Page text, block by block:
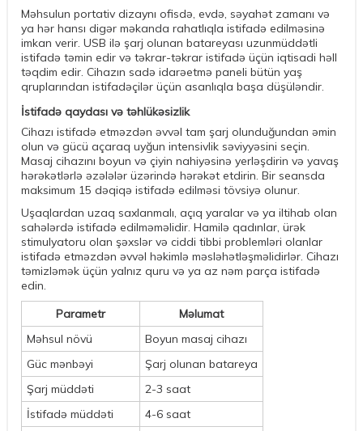
Məhsulun portativ dizaynı ofisdə, evdə, səyahət zamanı və
ya hər hansı digər məkanda rahatlıqla istifadə edilməsinə
imkan verir. USB ilə şarj olunan batareyası uzunmüddətli
istifadə təmin edir və təkrar-təkrar istifadə üçün iqtisadi həll
təqdim edir. Cihazın sadə idarəetmə paneli bütün yaş
qruplarından istifadəçilər üçün asanlıqla başa düşüləndir.
İstifadə qaydası və təhlükəsizlik
Cihazı istifadə etməzdən əvvəl tam şarj olunduğundan əmin
olun və gücü açaraq uyğun intensivlik səviyyəsini seçin.
Masaj cihazını boyun və çiyin nahiyəsinə yerləşdirin və yavaş
hərəkətlərlə əzələlər üzərində hərəkət etdirin. Bir seansda
maksimum 15 dəqiqə istifadə edilməsi tövsiyə olunur.
Uşaqlardan uzaq saxlanmalı, açıq yaralar və ya iltihab olan
sahələrdə istifadə edilməməlidir. Hamilə qadınlar, ürək
stimulyatoru olan şəxslər və ciddi tibbi problemləri olanlar
istifadə etməzdən əvvəl həkimlə məsləhətləşməlidirlər. Cihazı
təmizləmək üçün yalnız quru və ya az nəm parça istifadə
edin.
Parametr
Məlumat
Məhsul növü
Boyun masaj cihazı
Güc mənbəyi
Şarj olunan batareya
Şarj müddəti
2-3 saat
İstifadə müddəti
4-6 saat